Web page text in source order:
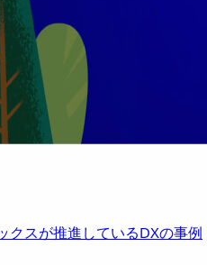
クスが推進しているDXの事例